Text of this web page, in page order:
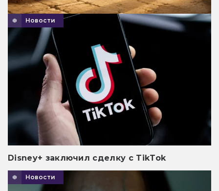
Новости
Disney+ заключил сделку с TikTok
Новости